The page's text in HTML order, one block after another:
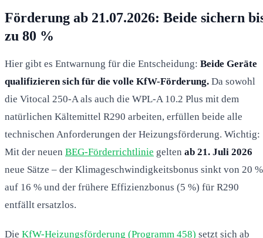
Förderung ab 21.07.2026: Beide sichern
zu 80 %
Hier gibt es Entwarnung für die Entscheidung: Beide Geräte
qualifizieren sich für die volle KfW-Förderung. Da sowohl
die Vitocal 250-A als auch die WPL-A 10.2 Plus mit dem
natürlichen Kältemittel R290 arbeiten, erfüllen beide alle
technischen Anforderungen der Heizungsförderung. Wichtig:
Mit der neuen BEG-Förderrichtlinie gelten ab 21. Juli 2026
neue Sätze – der Klimageschwindigkeitsbonus sinkt von 20 %
auf 16 % und der frühere Effizienzbonus (5 %) für R290
entfällt ersatzlos.
Die KfW-Heizungsförderung (Programm 458) setzt sich ab